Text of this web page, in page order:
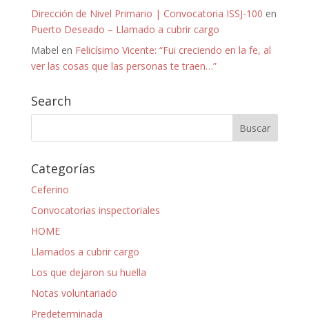
Dirección de Nivel Primario | Convocatoria ISSJ-100 en
Puerto Deseado – Llamado a cubrir cargo
Mabel en Felicísimo Vicente: “Fui creciendo en la fe, al
ver las cosas que las personas te traen…”
Search
Categorías
Ceferino
Convocatorias inspectoriales
HOME
Llamados a cubrir cargo
Los que dejaron su huella
Notas voluntariado
Predeterminada